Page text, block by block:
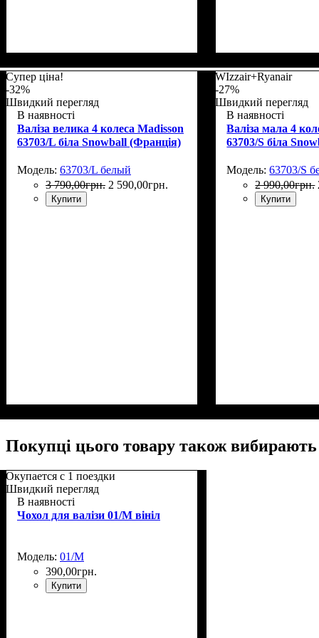
Супер ціна!
-32%
Швидкий перегляд
В наявності
Валіза велика 4 колеса Madisson
63703/L біла Snowball (Франція)
Модель: 63703/L белый
3 790,00грн. 2 590,00грн.
Купити
WIzzair+Ryanair
-27%
Швидкий перегляд
В наявності
Валіза мала 4
63703/S біла
Модель:63703/S
2 990,00грн.
Купити
Покупці цього товару також вибирають
Окупается с 1 поездки
Швидкий перегляд
В наявності
Чохол для валізи 01/M вініл
Модель: 01/M
390,00грн.
Купити